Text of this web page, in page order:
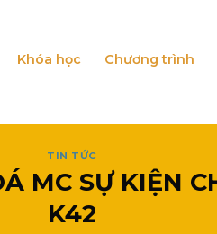
Khóa học Chương trình
TIN TỨC
MC SỰ KIỆN
K42